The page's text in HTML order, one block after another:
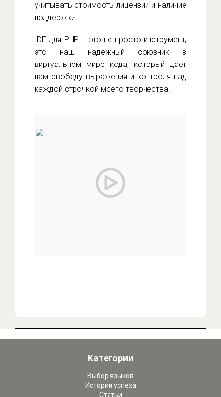
учитывать стоимость лицензии и наличие
поддержки.
IDE для PHP – это не просто инструмент,
это наш надежный союзник в
виртуальном мире кода, который дает
нам свободу выражения и контроля над
каждой строчкой моего творчества.
Категории
Выбор языков
Истории успеха
Статьи